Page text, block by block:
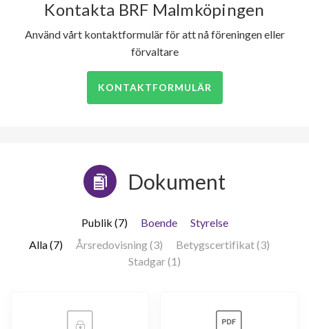
Kontakta BRF Malmköpingen
Använd vårt kontaktformulär för att nå föreningen eller
förvaltare
KONTAKTFORMULÄR
Dokument
Publik (7) Boende
Styrelse
Alla (7)
Årsredovisning (3)
Betygscertifikat (3)
Stadgar (1)